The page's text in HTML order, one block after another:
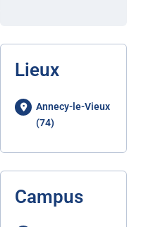
Lieux
Annecy-le-Vieux
(74)
Campus